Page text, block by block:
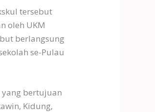
tersebut
oleh UKM
berlangsung
se-Pulau
bertujuan
Kidung,